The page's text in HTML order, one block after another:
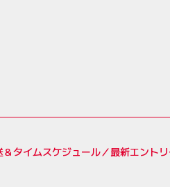
イムスケジュール／最新エントリ